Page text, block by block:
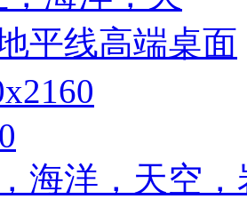
海洋，天空